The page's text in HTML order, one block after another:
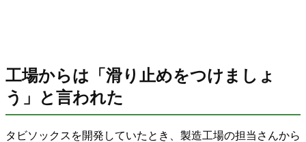
工場からは「滑り止めをつけましょ
う」と言われた
タビソックスを開発していたとき、製造工場の担当さんから